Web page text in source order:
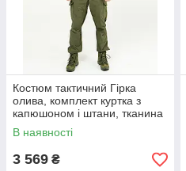
Костюм тактичний Гірка
олива, комплект куртка з
капюшоном і штани, тканина
ріп-стоп
водовідштовхувальна
В наявності
3 569 ₴